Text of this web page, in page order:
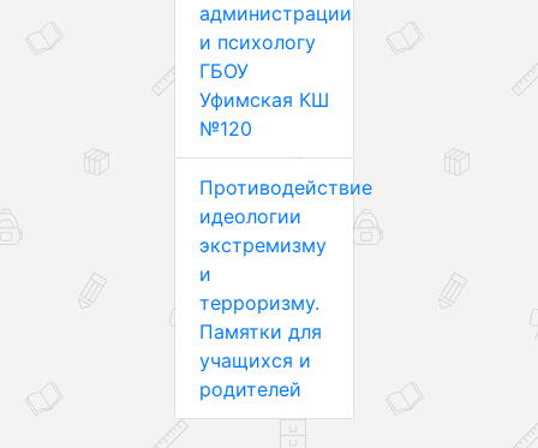
администрации
и психологу
ГБОУ
Уфимская КШ
№120
Противодействие
идеологии
экстремизму
и
терроризму.
Памятки для
учащихся и
родителей